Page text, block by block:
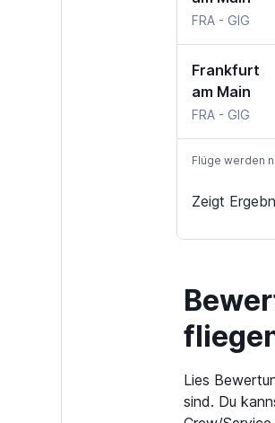
FRA Frankfurt
- GIG
Frankfurt
am Main
FRA Frankfurt
- GIG
Flüge werden
Zeigt
Lies
sind. Du